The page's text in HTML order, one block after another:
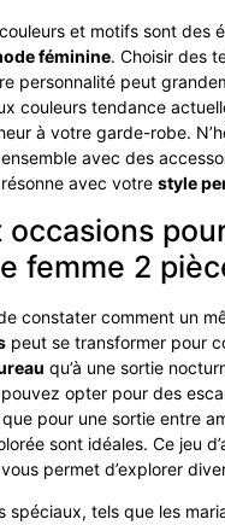
et motifs sont des
féminine. Choisir des
personnalité peut
couleurs tendance
à votre garde-robe.
avec des
avec votre style
occasions
femme 2
constater comment un
peut se transformer pour
qu’à une sortie
opter pour des
pour une sortie entre
sont idéales. Ce jeu
permet d’explorer
spéciaux, tels que les